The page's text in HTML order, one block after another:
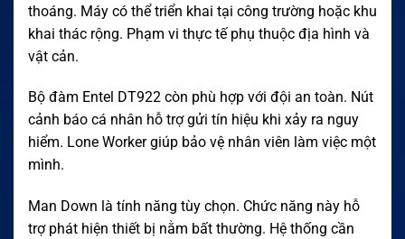
thoáng. Máy có thể triển khai tại công trường hoặc khu
khai thác rộng. Phạm vi thực tế phụ thuộc địa hình và
vật cản.
Bộ đàm Entel DT922 còn phù hợp với đội an toàn. Nút
cảnh báo cá nhân hỗ trợ gửi tín hiệu khi xảy ra nguy
hiểm. Lone Worker giúp bảo vệ nhân viên làm việc một
mình.
Man Down là tính năng tùy chọn. Chức năng này hỗ
trợ phát hiện thiết bị nằm bất thường. Hệ thống cần